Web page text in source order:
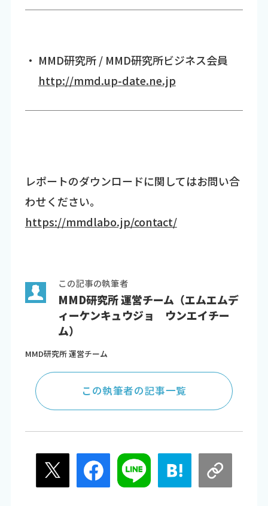
・ MMD研究所 / MMD研究所ビジネス会員
http://mmd.up-date.ne.jp
レポートのダウンロードに関してはお問い合
わせください。
https://mmdlabo.jp/contact/
この記事の執筆者
MMD研究所 運営チーム（エムエムデ
ィーケンキュウジョ ウンエイチー
ム）
MMD研究所 運営チーム
この執筆者の記事一覧